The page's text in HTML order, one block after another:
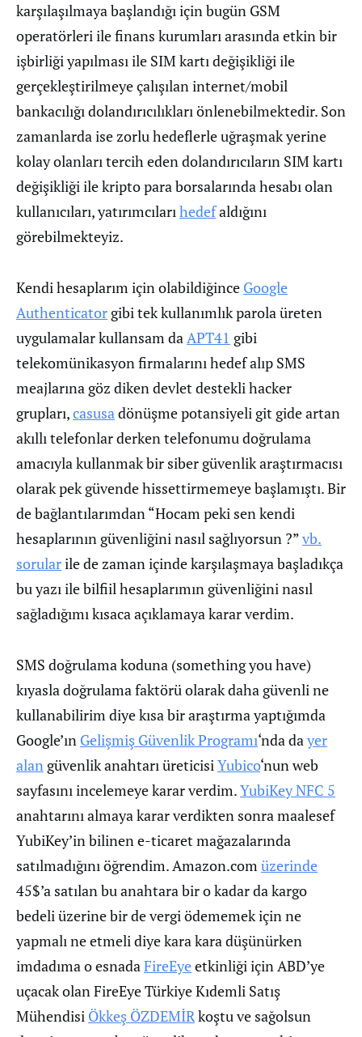
karşılaşılmaya başlandığı için bugün GSM
operatörleri ile finans kurumları arasında etkin bir
işbirliği yapılması ile SIM kartı değişikliği ile
gerçekleştirilmeye çalışılan internet/mobil
bankacılığı dolandırıcılıkları önlenebilmektedir. Son
zamanlarda ise zorlu hedeflerle uğraşmak yerine
kolay olanları tercih eden dolandırıcıların SIM kartı
değişikliği ile kripto para borsalarında hesabı olan
kullanıcıları, yatırımcılarıhedefaldığını
görebilmekteyiz.
Kendi hesaplarım için olabildiğince Google
Authenticator gibi tek kullanımlık parola üreten
uygulamalar kullansam daAPT41 gibi
telekomünikasyon firmalarını hedef alıp SMS
meajlarına göz diken devlet destekli hacker
grupları,casusadönüşme potansiyeli git gide artan
akıllı telefonlar derken telefonumu doğrulama
amacıyla kullanmak bir siber güvenlik araştırmacısı
olarak pek güvende hissettirmemeye başlamıştı. Bir
de bağlantılarımdan “Hocam peki sen kendi
hesaplarının güvenliğini nasıl sağlıyorsun ?”vb.
sorularile de zaman içinde karşılaşmaya başladıkça
bu yazı ile bilfiil hesaplarımın güvenliğini nasıl
sağladığımı kısaca açıklamaya karar verdim.
SMS doğrulama koduna (something you have)
kıyasla doğrulama faktörü olarak daha güvenli ne
kullanabilirim diye kısa bir araştırma yaptığımda
Google’ın Gelişmiş Güvenlik Programı‘nda dayer
alan güvenlik anahtarı üreticisiYubico‘nun web
sayfasını incelemeye karar verdim.YubiKey NFC 5
anahtarını almaya karar verdikten sonra maalesef
YubiKey’in bilinen e-ticaret mağazalarında
satılmadığını öğrendim. Amazon.com üzerinde
45$’a satılan bu anahtara bir o kadar da kargo
bedeli üzerine bir de vergi ödememek için ne
yapmalı ne etmeli diye kara kara düşünürken
imdadıma o esnadaFireEyeetkinliği için ABD’ye
uçacak olan FireEye Türkiye Kıdemli Satış
Mühendisi Ökkeş ÖZDEMİRkoştu ve sağolsun